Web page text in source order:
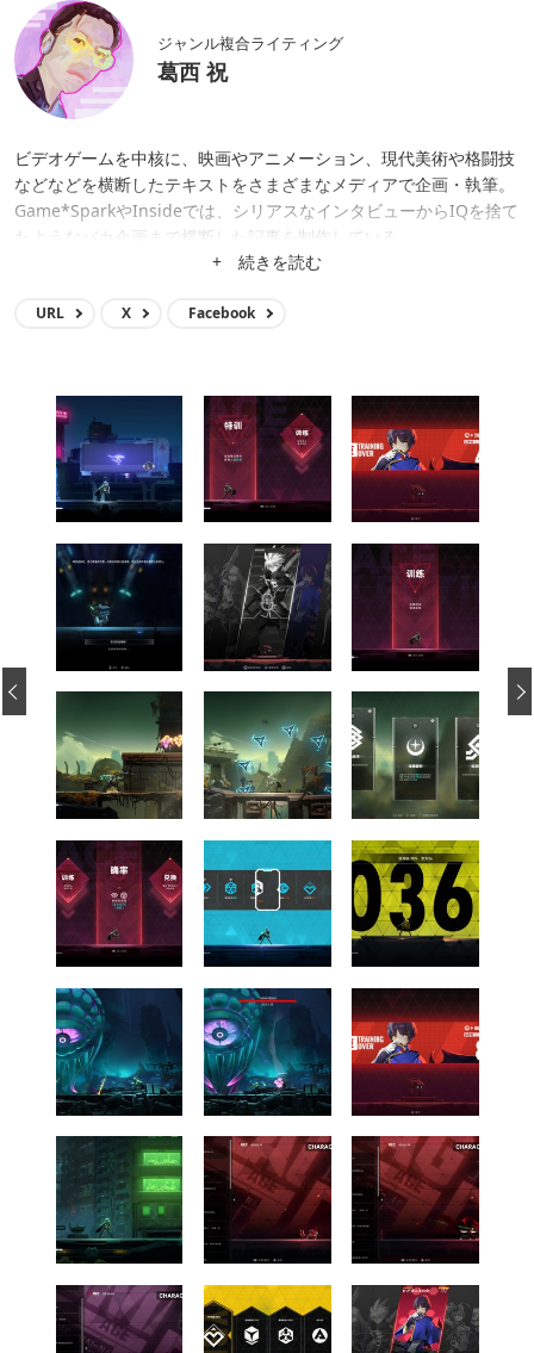
ジャンル複合ライティング
葛西 祝
ビデオゲームを中核に、映画やアニメーション、現代美術や格闘技
などなどを横断したテキストをさまざまなメディアで企画・執筆。
Game*SparkやInsideでは、シリアスなインタビューからIQを捨て
たようなバカ企画まで横断した記事を制作している。
+ 続きを読む
URL X Facebook
‹